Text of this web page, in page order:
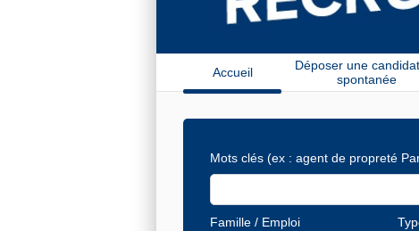
Accueil
Déposer une
spontanée
Mots clés (ex : agent de propreté
Famille / Emploi